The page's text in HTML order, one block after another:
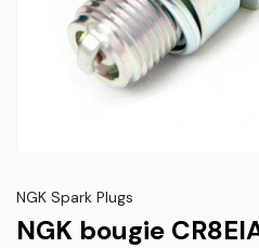
NGK Spark Plugs
NGK bougie